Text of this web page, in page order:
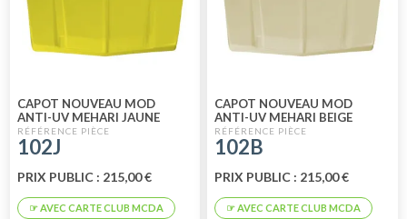
CAPOT NOUVEAU MOD
ANTI-UV MEHARI JAUNE
ATACAMA
102J
PRIX PUBLIC : 215,00 €
CAPOT NOUVEAU MOD
ANTI-UV MEHARI BEIGE
HOGGAR
102B
PRIX PUBLIC : 215,00 €